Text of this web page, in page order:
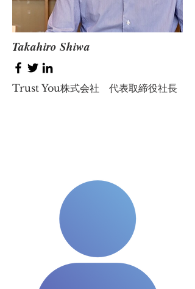
Takahiro Shiwa
Trust You株式会社 代表取締役社長